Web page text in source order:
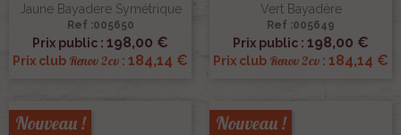
Jaune Bayadere Symétrique
Ref :005650
Prix public : 198,00 €
Prix club Renov 2cv : 184,14 €
Vert Bayadère
Ref :005649
Prix public : 198,00 €
Prix club Renov 2cv : 184,14 €
Nouveau ! Nouveau !